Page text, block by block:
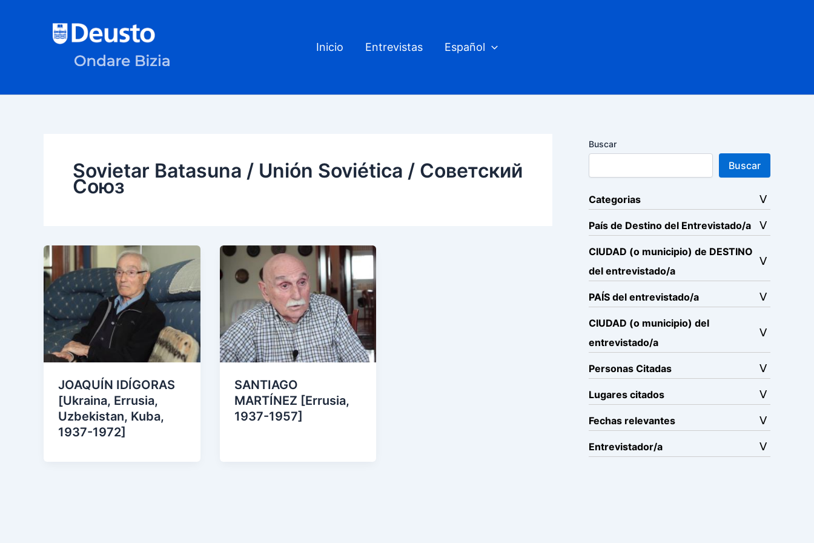
Inicio Entrevistas Español
Sovietar Batasuna / Unión Soviética / Советский
Союз
JOAQUÍN IDÍGORAS
[Ukraina, Errusia,
Uzbekistan, Kuba,
1937-1972]
SANTIAGO
MARTÍNEZ [Errusia,
1937-1957]
Buscar
Buscar
Categorias
País de Destino del Entrevistado/a
CIUDAD (o municipio) de DESTINO
del entrevistado/a
PAÍS del entrevistado/a
CIUDAD (o municipio) del
entrevistado/a
Personas Citadas
Lugares citados
Fechas relevantes
Entrevistador/a